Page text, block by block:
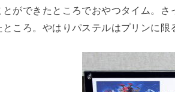
とができたところでおやつタイム。
ところ。やはりパステルはプリンに限